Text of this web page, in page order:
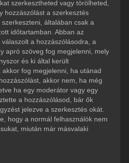
szerkesztheted vagy törölheted,
hozzászólást a szerkesztés
általában csak a
időtartamban. Abban az
a hozzászólásodra, a
apró szöveg fog megjelenni, mely
és ki által került
fog megjelenni, ha utánad
akkor nem, ha még
ha egy moderátor vagy egy
a hozzászólásod, bár ők
jelezve a szerkesztés okát.
hogy a normál felhasználók nem
miután már másvalaki